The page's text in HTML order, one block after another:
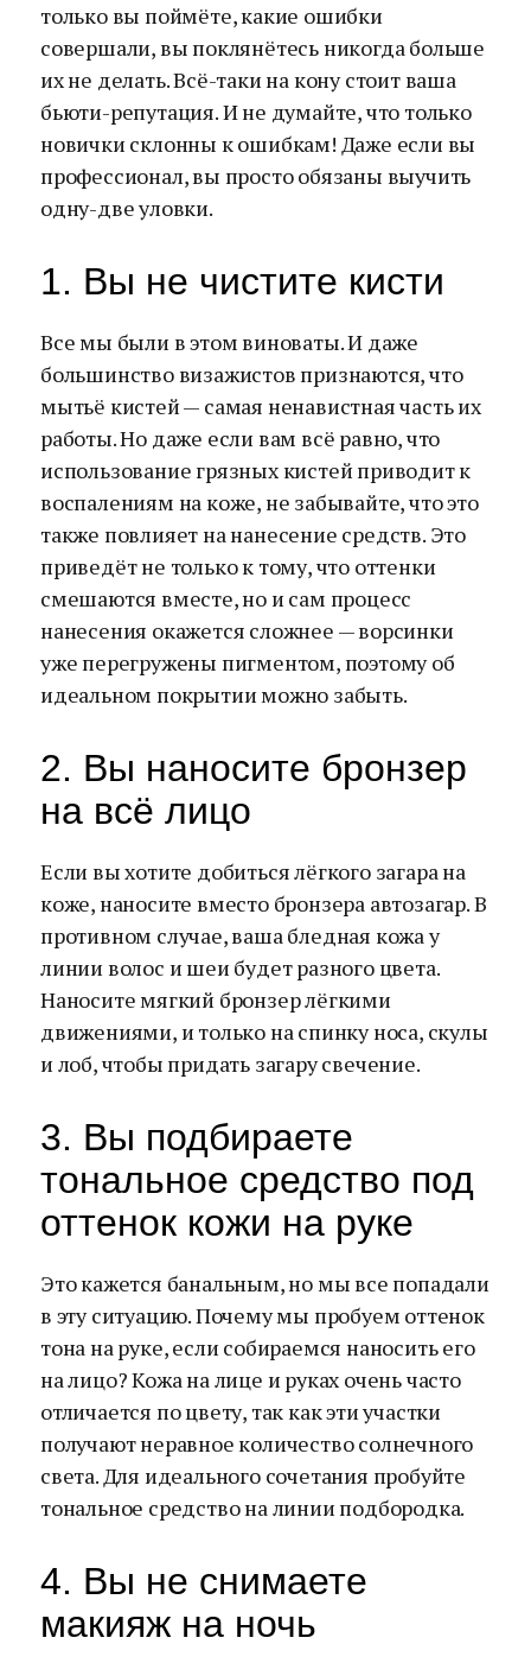
только вы поймёте, какие ошибки
совершали, вы поклянётесь никогда больше
их не делать. Всё-таки на кону стоит ваша
бьюти-репутация. И не думайте, что только
новички склонны к ошибкам! Даже если вы
профессионал, вы просто обязаны выучить
одну-две уловки.
1. Вы не чистите кисти
Все мы были в этом виноваты. И даже
большинство визажистов признаются, что
мытьё кистей — самая ненавистная часть их
работы. Но даже если вам всё равно, что
использование грязных кистей приводит к
воспалениям на коже, не забывайте, что это
также повлияет на нанесение средств. Это
приведёт не только к тому, что оттенки
смешаются вместе, но и сам процесс
нанесения окажется сложнее — ворсинки
уже перегружены пигментом, поэтому об
идеальном покрытии можно забыть.
2. Вы наносите бронзер
на всё лицо
Если вы хотите добиться лёгкого загара на
коже, наносите вместо бронзера автозагар. В
противном случае, ваша бледная кожа у
линии волос и шеи будет разного цвета.
Наносите мягкий бронзер лёгкими
движениями, и только на спинку носа, скулы
и лоб, чтобы придать загару свечение.
3. Вы подбираете
тональное средство под
оттенок кожи на руке
Это кажется банальным, но мы все попадали
в эту ситуацию. Почему мы пробуем оттенок
тона на руке, если собираемся наносить его
на лицо? Кожа на лице и руках очень часто
отличается по цвету, так как эти участки
получают неравное количество солнечного
света. Для идеального сочетания пробуйте
тональное средство на линии подбородка.
4. Вы не снимаете
макияж на ночь